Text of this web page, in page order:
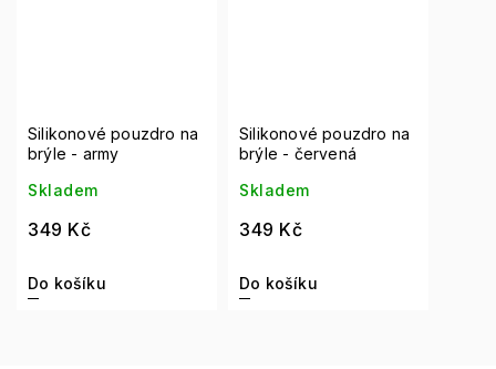
Silikonové pouzdro na
brýle - army
Skladem
349 Kč
Do košíku
Silikonové pouzdro na
brýle - červená
Skladem
349 Kč
Do košíku